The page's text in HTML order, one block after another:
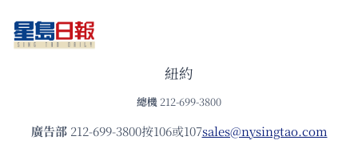
紐約
總機 212-699-3800
廣告部212-699-3800按106或107sales@nysingtao.com